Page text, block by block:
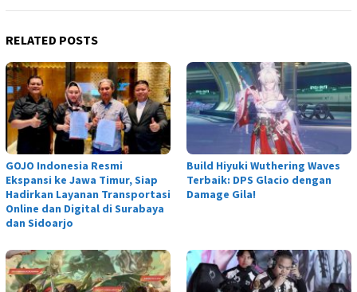
RELATED POSTS
GOJO Indonesia Resmi
Ekspansi ke Jawa Timur, Siap
Hadirkan Layanan Transportasi
Online dan Digital di Surabaya
dan Sidoarjo
Build Hiyuki Wuthering Waves
Terbaik: DPS Glacio dengan
Damage Gila!